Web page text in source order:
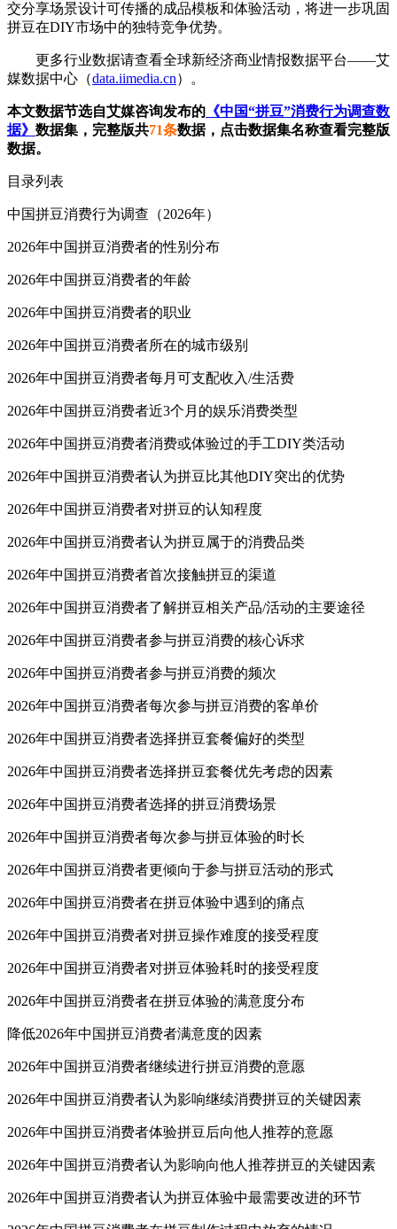
交分享场景设计可传播的成品模板和体验活动，将进一步巩固
拼豆在DIY市场中的独特竞争优势。
更多行业数据请查看全球新经济商业情报数据平台——艾
媒数据中心（data.iimedia.cn）。
本文数据节选自艾媒咨询发布的 《中国“拼豆”消费行为调查数
据》 数据集，完整版共71条数据，点击数据集名称查看完整版
数据。
目录列表
中国拼豆消费行为调查（2026年）
2026年中国拼豆消费者的性别分布
2026年中国拼豆消费者的年龄
2026年中国拼豆消费者的职业
2026年中国拼豆消费者所在的城市级别
2026年中国拼豆消费者每月可支配收入/生活费
2026年中国拼豆消费者近3个月的娱乐消费类型
2026年中国拼豆消费者消费或体验过的手工DIY类活动
2026年中国拼豆消费者认为拼豆比其他DIY突出的优势
2026年中国拼豆消费者对拼豆的认知程度
2026年中国拼豆消费者认为拼豆属于的消费品类
2026年中国拼豆消费者首次接触拼豆的渠道
2026年中国拼豆消费者了解拼豆相关产品/活动的主要途径
2026年中国拼豆消费者参与拼豆消费的核心诉求
2026年中国拼豆消费者参与拼豆消费的频次
2026年中国拼豆消费者每次参与拼豆消费的客单价
2026年中国拼豆消费者选择拼豆套餐偏好的类型
2026年中国拼豆消费者选择拼豆套餐优先考虑的因素
2026年中国拼豆消费者选择的拼豆消费场景
2026年中国拼豆消费者每次参与拼豆体验的时长
2026年中国拼豆消费者更倾向于参与拼豆活动的形式
2026年中国拼豆消费者在拼豆体验中遇到的痛点
2026年中国拼豆消费者对拼豆操作难度的接受程度
2026年中国拼豆消费者对拼豆体验耗时的接受程度
2026年中国拼豆消费者在拼豆体验的满意度分布
降低2026年中国拼豆消费者满意度的因素
2026年中国拼豆消费者继续进行拼豆消费的意愿
2026年中国拼豆消费者认为影响继续消费拼豆的关键因素
2026年中国拼豆消费者体验拼豆后向他人推荐的意愿
2026年中国拼豆消费者认为影响向他人推荐拼豆的关键因素
2026年中国拼豆消费者认为拼豆体验中最需要改进的环节